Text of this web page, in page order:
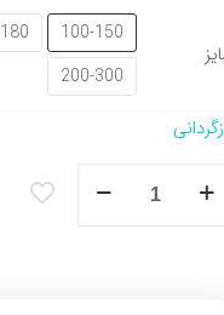
100-150
200-300
فرش